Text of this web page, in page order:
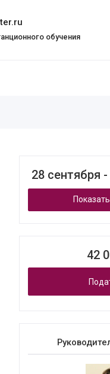
обучения
28 сентября
42